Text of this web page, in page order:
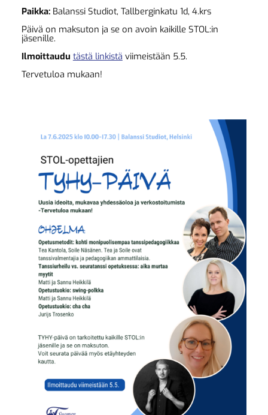
Paikka:Balanssi Studiot, Tallberginkatu 1d, 4.krs
Päivä on maksuton ja se on avoin kaikille STOL:in
jäsenille.
Ilmoittaudu tästä linkistä viimeistään 5.5.
Tervetuloa mukaan!